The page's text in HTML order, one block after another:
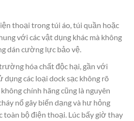
thoại trong túi áo, túi quần hoặc
với các vật dụng khác mà không
dán cường lực bảo vệ.
hóa chất độc hại, gần với
dụng các loại dock sạc không rõ
chính hãng cũng là nguyên
nổ gây biến dạng và hư hỏng
toàn bộ điện thoại. Lúc bấy giờ thay